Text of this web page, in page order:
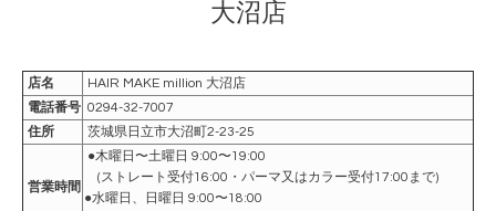
大沼店
店名
HAIR MAKE million 大沼店
電話番号 0294-32-7007
住所
茨城県日立市大沼町2-23-25
営業時間
●木曜日〜土曜日 9:00〜19:00
(ストレート受付16:00・パーマ又はカラー受付17:00まで)
●水曜日、日曜日 9:00〜18:00